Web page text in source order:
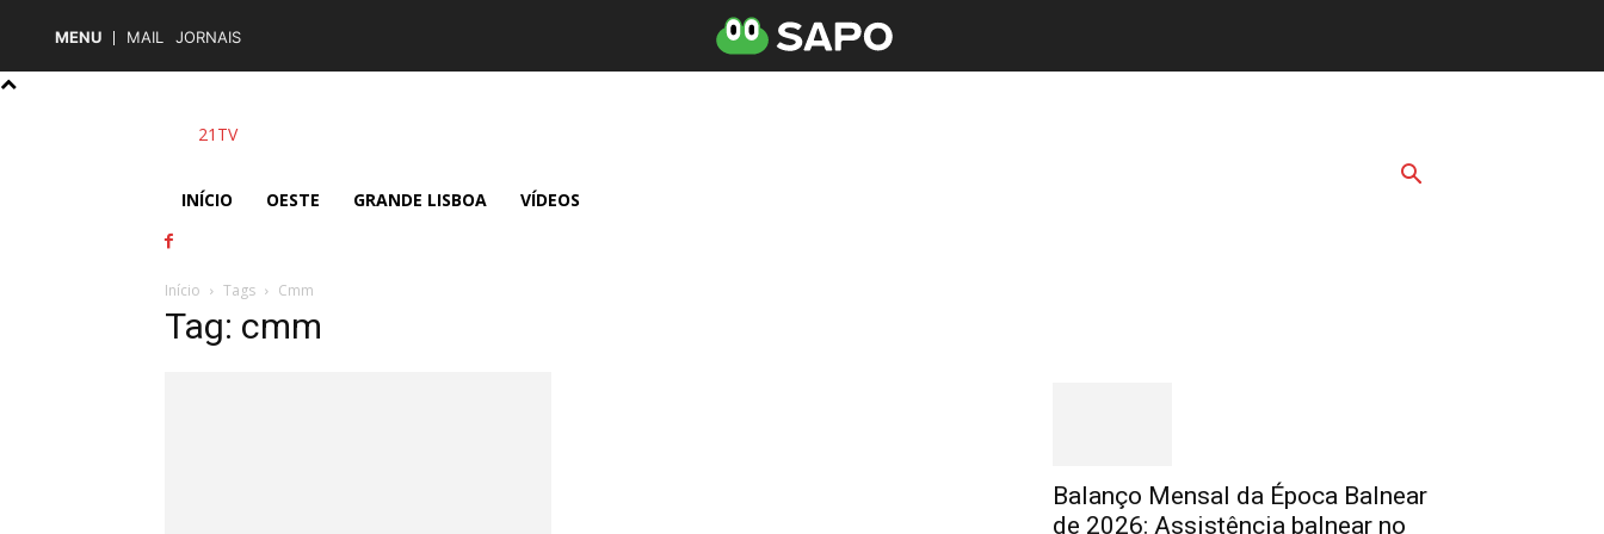
MENU MAIL JORNAIS
21TV
INÍCIO OESTE GRANDE LISBOA VÍDEOS
Início Tags Cmm
Tag: cmm
Balanço Mensal da Época Balnear
de 2026: Assistência balnear no